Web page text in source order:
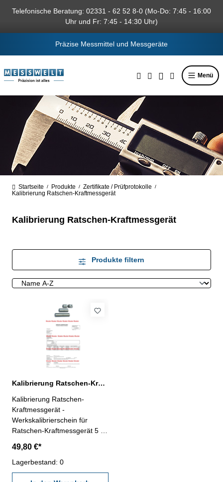
springen
Telefonische Beratung: 02331 - 62 52 8-0 (Mo-Do: 7:45 - 16:00
Uhr und Fr: 7:45 - 14:30 Uhr)
Präzise Messmittel und Messgeräte
Menü
Startseite / Produkte / Zertifikate / Prüfprotokolle /
Kalibrierung Ratschen-Kraftmessgerät
Kalibrierung Ratschen-Kraftmessgerät
Produkte filtern
Kalibrierung Ratschen-Kraftmessgerät 5 - 12 N
Kalibrierung Ratschen-
Kraftmessgerät -
Werkskalibrierschein für
Ratschen-Kraftmessgerät 5 -
Kalibrierlabor- nach den
gültigen Vorschriften von
VDI/VDE/DGQ 2618 oder
49,80 €*
Lagerbestand: 0